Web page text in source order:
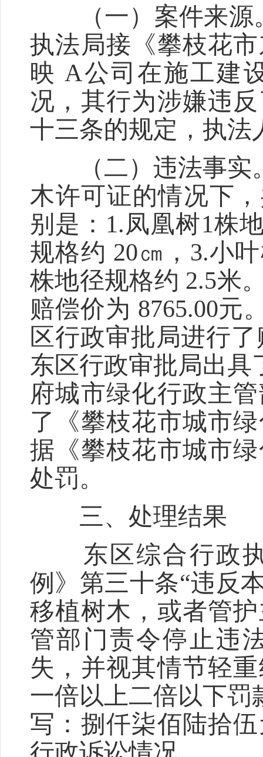
（一）案件来源。
执法局接《攀枝花
映 A公司在施工建
况，其行为涉嫌违
十三条的规定，执法
（二）违法事实
木许可证的情况下
别是：1.凤凰树1株
规格约 20㎝，3.小
株地径规格约 2.5米
赔偿价为 8765.00元
区行政审批局进行
东区行政审批局出
府城市绿化行政主
了《攀枝花市城市
据《攀枝花市城市
处罚。
三、处理结果
东区综合行政执
例》第三十条“违反
移植树木，或者管
管部门责令停止违
失，并视其情节轻
一倍以上二倍以下罚
写：捌仟柒佰陆拾